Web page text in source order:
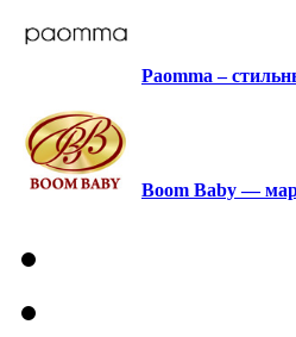
Paomma –
Boom Baby —